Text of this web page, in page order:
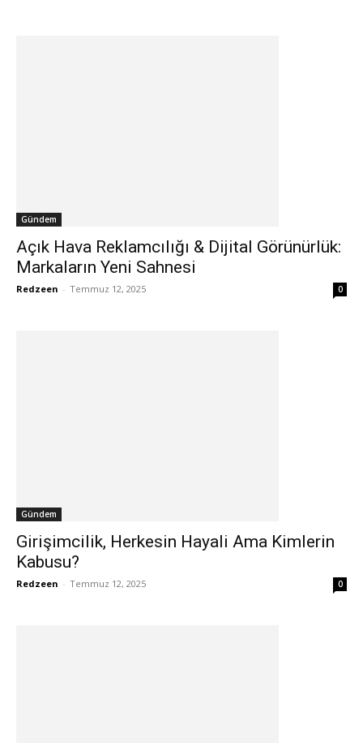
Gündem
Açık Hava Reklamcılığı & Dijital Görünürlük:
Markaların Yeni Sahnesi
Redzeen - Temmuz 12, 2025 0
Gündem
Girişimcilik, Herkesin Hayali Ama Kimlerin
Kabusu?
Redzeen - Temmuz 12, 2025 0